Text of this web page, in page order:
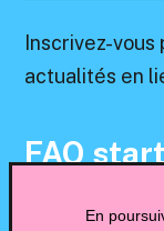
En
Inscrivez-
actualités en
FAQ
Blog